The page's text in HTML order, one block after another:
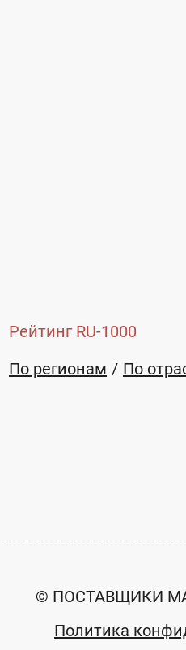
Рейтинг RU-1000
По регионам
По
© ПОСТАВЩИКИ
Политика